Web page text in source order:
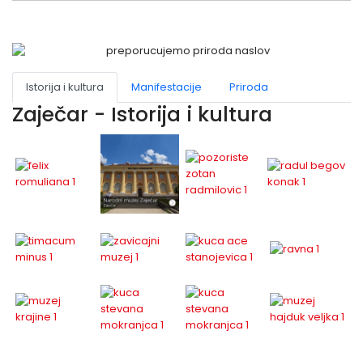
Istorija i kultura Manifestacije Priroda
Zaječar - Istorija i kultura